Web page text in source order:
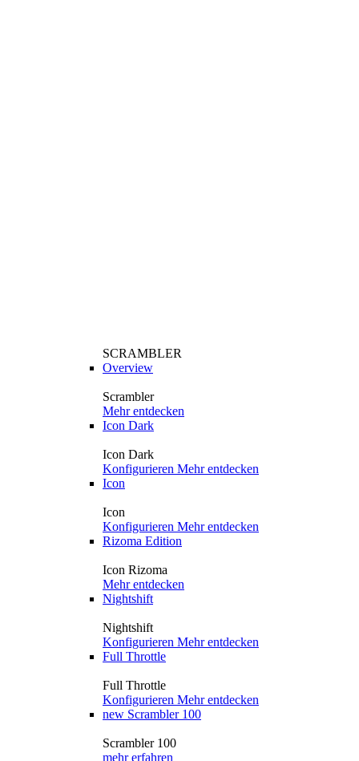
SCRAMBLER
Overview
Scrambler
Mehr entdecken
Icon Dark
Icon Dark
Konfigurieren Mehr entdecken
Icon
Icon
Konfigurieren Mehr entdecken
Rizoma Edition
Icon Rizoma
Mehr entdecken
Nightshift
Nightshift
Konfigurieren Mehr entdecken
Full Throttle
Full Throttle
Konfigurieren Mehr entdecken
new Scrambler 100
Scrambler 100
mehr erfahren